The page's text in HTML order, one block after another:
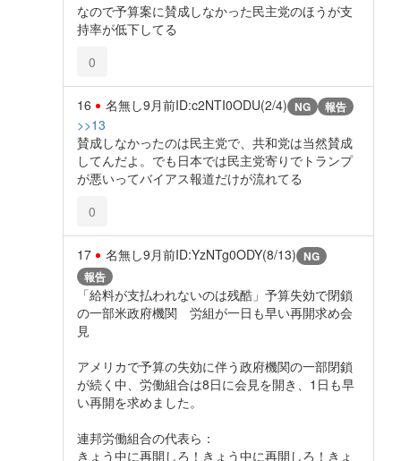
なので予算案に賛成しなかった民主党のほうが支
持率が低下してる
0
16 名無し9月前ID:c2NTI0ODU(2/4) NG 報告
>>13
賛成しなかったのは民主党で、共和党は当然賛成
してんだよ。でも日本では民主党寄りでトランプ
が悪いってバイアス報道だけが流れてる
0
17 名無し9月前ID:YzNTg0ODY(8/13) NG
報告
「給料が支払われないのは残酷」予算失効で閉鎖
の一部米政府機関 労組が一日も早い再開求め会
見
アメリカで予算の失効に伴う政府機関の一部閉鎖
が続く中、労働組合は8日に会見を開き、1日も早
い再開を求めました。
連邦労働組合の代表ら：
きょう中に再開しろ！きょう中に再開しろ！きょ